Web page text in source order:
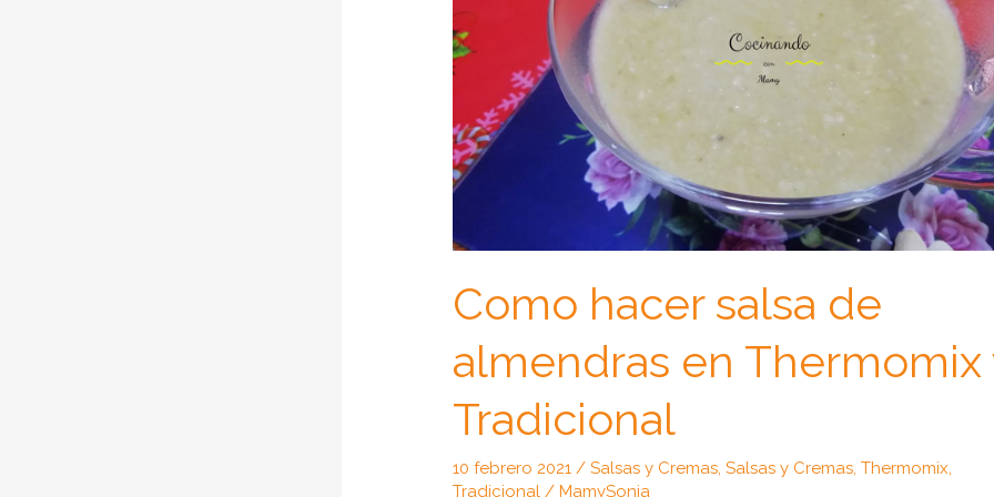
Como hacer salsa de
almendras en Thermomix
Tradicional
10 febrero 2021/Salsas y Cremas,Salsas y Cremas,Thermomix,
Tradicional /MamySonia